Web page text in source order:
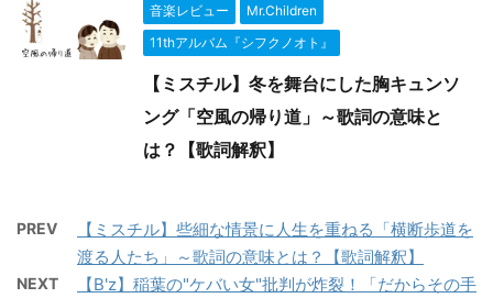
音楽レビュー
Mr.Children
11thアルバム『シフクノオト』
【ミスチル】冬を舞台にした胸キュンソ
ング「空風の帰り道」～歌詞の意味と
は？【歌詞解釈】
PREV
【ミスチル】些細な情景に人生を重ねる「横断歩道を
渡る人たち」～歌詞の意味とは？【歌詞解釈】
NEXT
【B'z】稲葉の"ケバい女"批判が炸裂！「だからその手